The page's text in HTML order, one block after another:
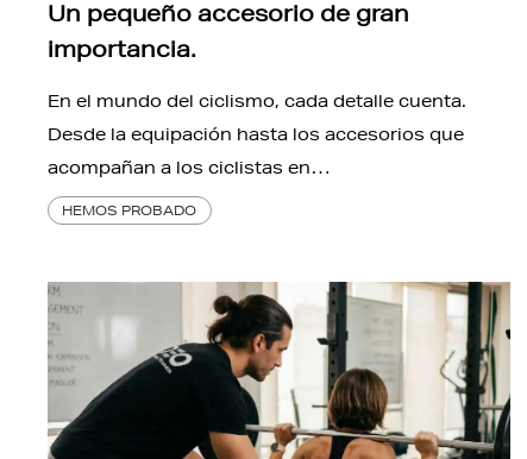
Un pequeño accesorio de gran
importancia.
En el mundo del ciclismo, cada detalle cuenta.
Desde la equipación hasta los accesorios que
acompañan a los ciclistas en…
HEMOS PROBADO